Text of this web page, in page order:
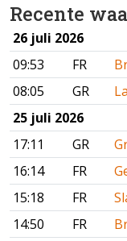
Recente
26 juli 2026
09:53
FR
08:05
GR
25 juli 2026
17:11
GR
16:14
FR
15:18
FR
14:50
FR